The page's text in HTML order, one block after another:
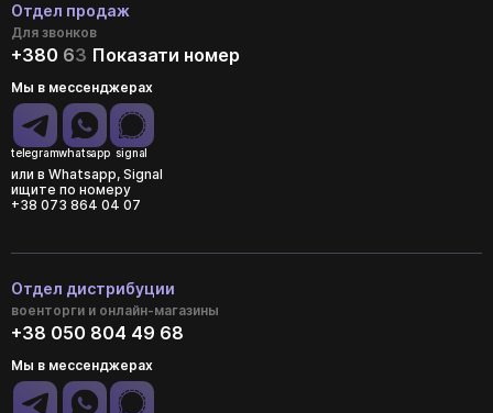
Отдел продаж
Для звонков
+380 63 Показати номер
Мы в мессенджерах
telegramwhatsapp signal
или в Whatsapp, Signal
ищите по номеру
+38 073 864 04 07
Отдел дистрибуции
военторги и онлайн-магазины
+38 050 804 49 68
Мы в мессенджерах